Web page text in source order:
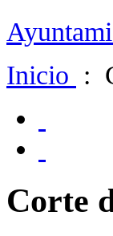
Inicio :
Corte